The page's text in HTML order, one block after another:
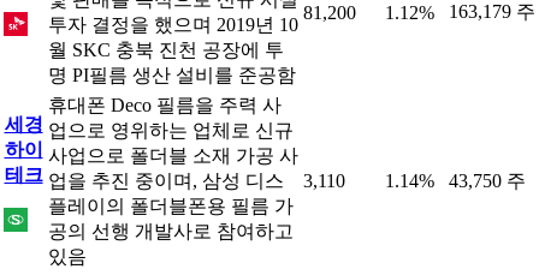
투자 결정을 했으며 2019년 10
월 SKC 충북 진천 공장에 투
명 PI필름 생산 설비를 준공함
81,200 1.12% 163,179 주
세경
하이
테크
휴대폰 Deco 필름을 주력 사
업으로 영위하는 업체로 신규
사업으로 폴더블 소재 가공 사
업을 추진 중이며, 삼성 디스
플레이의 폴더블폰용 필름 가
공의 선행 개발사로 참여하고
있음
3,110 1.14% 43,750 주